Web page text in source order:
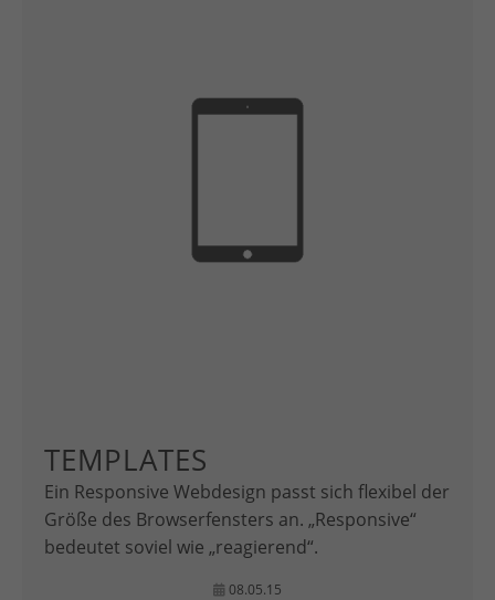
TEMPLATES
Ein Responsive Webdesign passt sich flexibel der
Größe des Browserfensters an. „Responsive“
bedeutet soviel wie „reagierend“.
08.05.15